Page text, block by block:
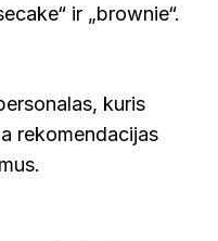
ir „brownie“.
kuris
rekomendacijas